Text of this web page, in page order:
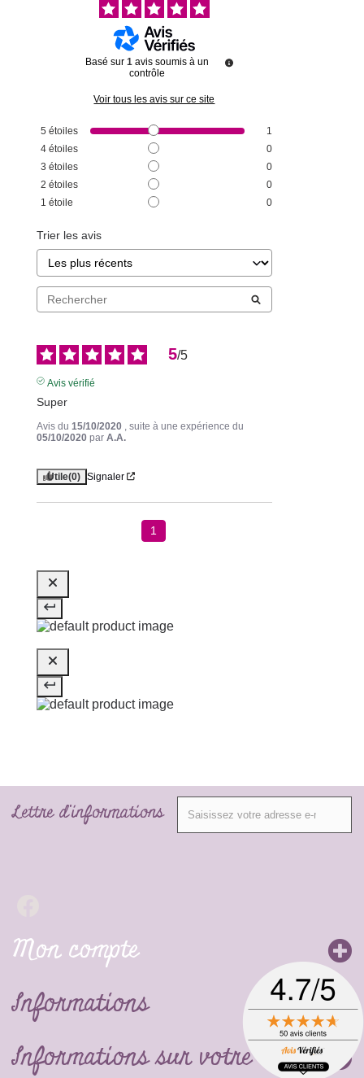
Basé sur 1 avis soumis à un
contrôle
Voir tous les avis sur ce site
5 étoiles
1
4 étoiles
0
3 étoiles
0
2 étoiles
0
1 étoile 0
Trier les avis
5/5
Avis vérifié
Super
Avis du 15/10/2020 , suite à une expérience du
05/10/2020 par A.A.
Utile(0) Signaler
1
Lettre d'informations
Mon compte
Informations
Informations sur votre boutique